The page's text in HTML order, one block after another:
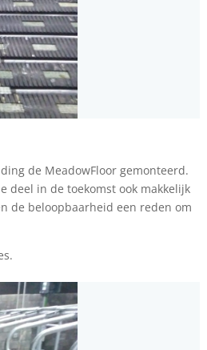
de MeadowFloor gemonteerd.
deel in de toekomst ook makkelijk
de beloopbaarheid een reden om